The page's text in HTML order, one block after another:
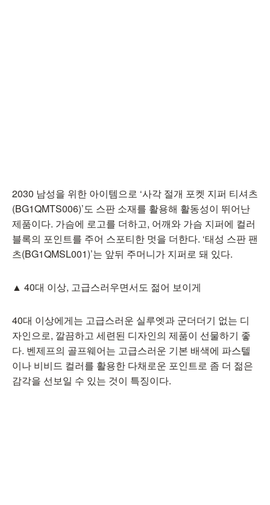
2030 남성을 위한 아이템으로 ‘사각 절개 포켓 지퍼 티셔츠
(BG1QMTS006)’도 스판 소재를 활용해 활동성이 뛰어난
제품이다. 가슴에 로고를 더하고, 어깨와 가슴 지퍼에 컬러
블록의 포인트를 주어 스포티한 멋을 더한다. ‘태성 스판 팬
츠(BG1QMSL001)’는 앞뒤 주머니가 지퍼로 돼 있다.
▲ 40대 이상, 고급스러우면서도 젊어 보이게
40대 이상에게는 고급스러운 실루엣과 군더더기 없는 디
자인으로, 깔끔하고 세련된 디자인의 제품이 선물하기 좋
다. 벤제프의 골프웨어는 고급스러운 기본 배색에 파스텔
이나 비비드 컬러를 활용한 다채로운 포인트로 좀 더 젊은
감각을 선보일 수 있는 것이 특징이다.